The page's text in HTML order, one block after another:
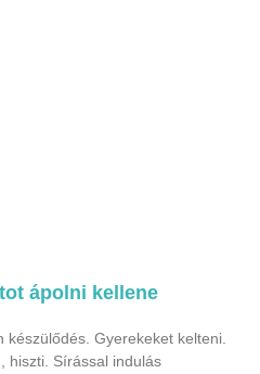
ápolni kellene
Gyerekeket kelteni.
hiszti. Sírással indulás